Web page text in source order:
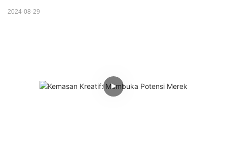
2024-08-29